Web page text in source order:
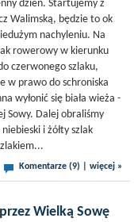
dzień. Startujemy z
Walimską, będzie to ok
nachyleniu. Na
rowerowy w kierunku
czerwonego szlaku,
w prawo do schroniska
wyłonić się biała wieża -
Sowy. Dalej obraliśmy
i żółty szlak
Komentarze (9) więcej »
Wielką Sowę